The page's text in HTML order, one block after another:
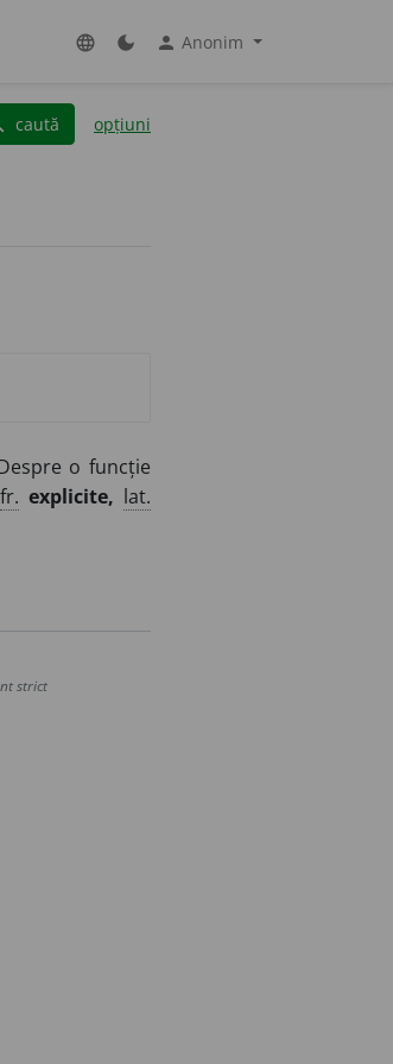
language dark_mode person Anonim
caută opțiuni
o funcție
fr. explicite, lat.
strict